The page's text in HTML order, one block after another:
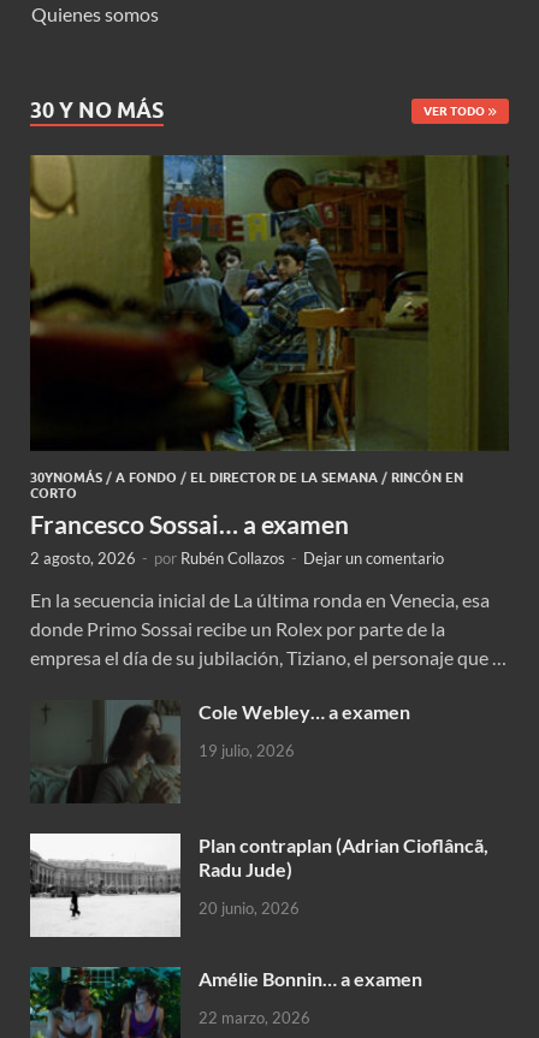
Quienes somos
30 Y NO MÁS VER TODO
30YNOMÁS / A FONDO / EL DIRECTOR DE LA SEMANA / RINCÓN EN
CORTO
Francesco Sossai… a examen
2 agosto, 2026 - por Rubén Collazos - Dejar un comentario
En la secuencia inicial de La última ronda en Venecia, esa
donde Primo Sossai recibe un Rolex por parte de la
empresa el día de su jubilación, Tiziano, el personaje que …
Cole Webley… a examen
19 julio, 2026
Plan contraplan (Adrian Cioflâncã,
Radu Jude)
20 junio, 2026
Amélie Bonnin… a examen
22 marzo, 2026